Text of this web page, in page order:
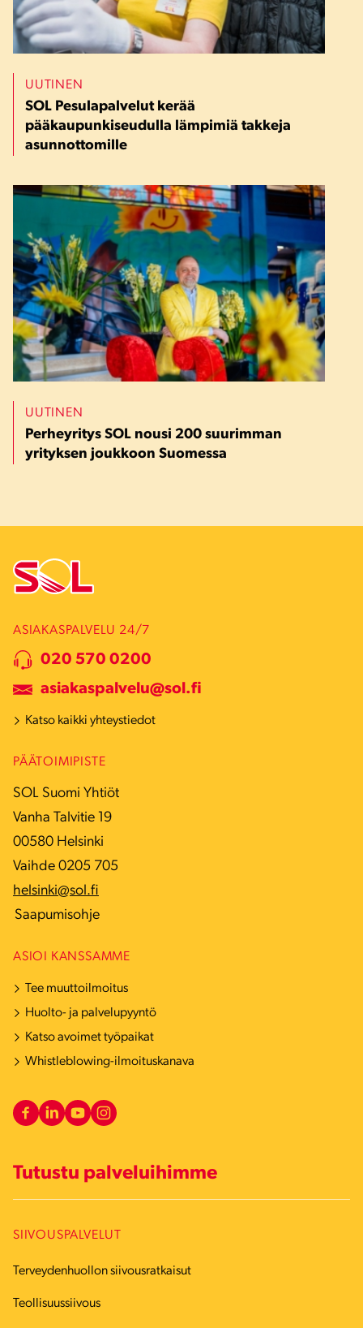
UUTINEN
SOL Pesulapalvelut kerää
pääkaupunkiseudulla lämpimiä takkeja
asunnottomille
UUTINEN
Perheyritys SOL nousi 200 suurimman
yrityksen joukkoon Suomessa
ASIAKASPALVELU 24/7
020 570 0200
asiakaspalvelu@sol.fi
Katso kaikki yhteystiedot
PÄÄTOIMIPISTE
SOL Suomi Yhtiöt
Vanha Talvitie 19
00580 Helsinki
Vaihde 0205 705
helsinki@sol.fi
Saapumisohje
ASIOI KANSSAMME
Tee muuttoilmoitus
Huolto- ja palvelupyyntö
Katso avoimet työpaikat
Whistleblowing-ilmoituskanava
Tutustu palveluihimme
SIIVOUSPALVELUT
Terveydenhuollon siivousratkaisut
Teollisuussiivous